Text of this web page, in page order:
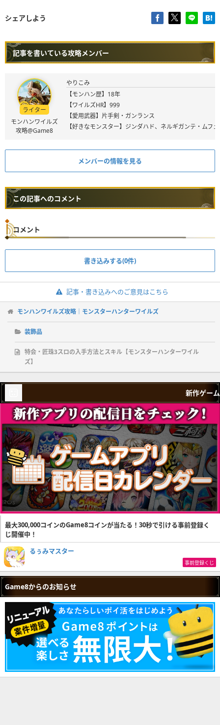
シェアしよう
記事を書いている攻略メンバー
ライター
モンハンワイルズ
攻略@Game8
やりこみ
【モンハン歴】18年
【ワイルズHR】999
【愛用武器】片手剣・ガンランス
【好きなモンスター】ジンダハド、ネルギガンテ・ムフ
メンバーの情報を見る
この記事へのコメント
コメント
書き込みする(0件)
記事・書き込みへのご意見はこちら
モンハンワイルズ攻略｜モンスターハンターワイルズ
装飾品
特会・匠珠3スロの入手方法とスキル【モンスターハンターワイル
ズ】
新作ゲーム
最大300,000コインのGame8コインが当たる！30秒で引ける事前登録く
じ開催中！
るぅみマスター
事前登録くじ
Game8からのお知らせ